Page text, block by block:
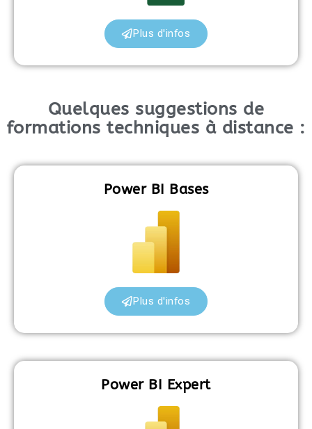
Plus d'infos
Quelques suggestions de
formations techniques à distance :
Power BI Bases
Plus d'infos
Power BI Expert